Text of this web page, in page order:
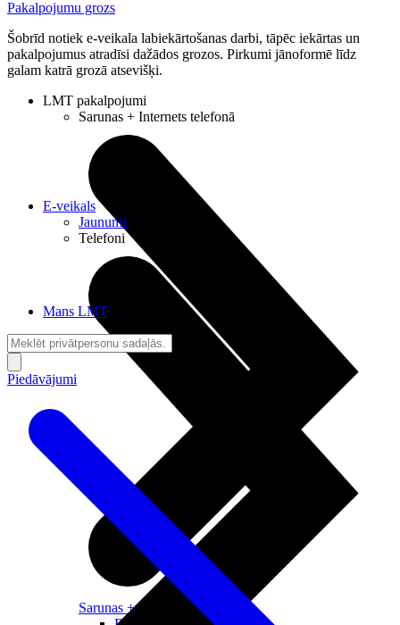
Pakalpojumu grozs
Šobrīd notiek e-veikala labiekārtošanas darbi, tāpēc iekārtas un
pakalpojumus atradīsi dažādos grozos. Pirkumi jānoformē līdz
galam katrā grozā atsevišķi.
LMT pakalpojumi
Sarunas + Internets telefonā
Sarunas + Internets
E-veikals
Jaunumi
Telefoni
Mans LMT
Piedāvājumi